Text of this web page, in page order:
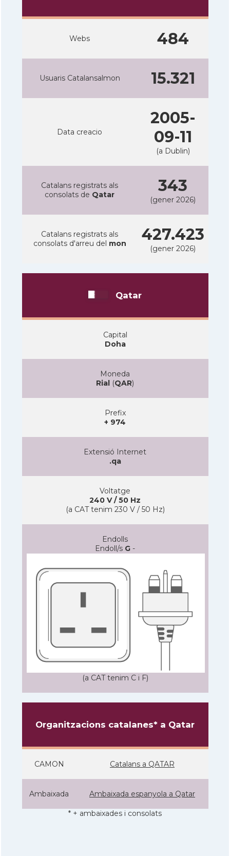
Webs 484
Usuaris Catalansalmon 15.321
Data creacio
2005-
09-11
(a Dublin)
Catalans registrats als
consolats de Qatar 343
(gener 2026)
Catalans registrats als
consolats d'arreu del mon 427.423
(gener 2026)
Qatar
Capital
Doha
Moneda
Rial (QAR)
Prefix
+ 974
Extensió Internet
.qa
Voltatge
240 V / 50 Hz
(a CAT tenim 230 V / 50 Hz)
Endolls
Endoll/s G -
(a CAT tenim C i F)
Organitzacions catalanes* a Qatar
CAMON Catalans a QATAR
Ambaixada Ambaixada espanyola a Qatar
* + ambaixades i consolats